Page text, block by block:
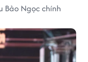
Bảo Ngọc chính